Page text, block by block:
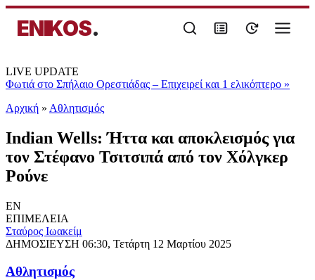
ENIKOS.
LIVE UPDATE
Φωτιά στο Σπήλαιο Ορεστιάδας – Επιχειρεί και 1 ελικόπτερο »
Αρχική » Αθλητισμός
Indian Wells: Ήττα και αποκλεισμός για
τον Στέφανο Τσιτσιπά από τον Χόλγκερ
Ρούνε
EN
ΕΠΙΜΕΛΕΙΑ
Σταύρος Ιωακείμ
ΔΗΜΟΣΙΕΥΣΗ 06:30, Τετάρτη 12 Μαρτίου 2025
Αθλητισμός